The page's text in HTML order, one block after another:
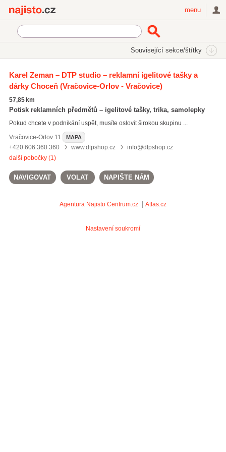
menu
Související sekce/štítky
grafické návrhy(2572)
DTP služby
potisk reklamních předmětů
(832)
Všechny související štítky
Karel Zeman – DTP studio – reklamní igelitové tašky a
dárky Choceň(Vračovice-Orlov - Vračovice)
57,85 km
Potisk reklamních předmětů – igelitové tašky, trika, samolepky
Pokud chcete v podnikání uspět, musíte oslovit širokou skupinu ...
Vračovice-Orlov11 MAPA
+420 606 360 360 www.dtpshop.cz
info@dtpshop.cz
další pobočky (1)
NAVIGOVAT VOLAT NAPIŠTE NÁM
Agentura Najisto Centrum.cz Atlas.cz
Nastavení soukromí